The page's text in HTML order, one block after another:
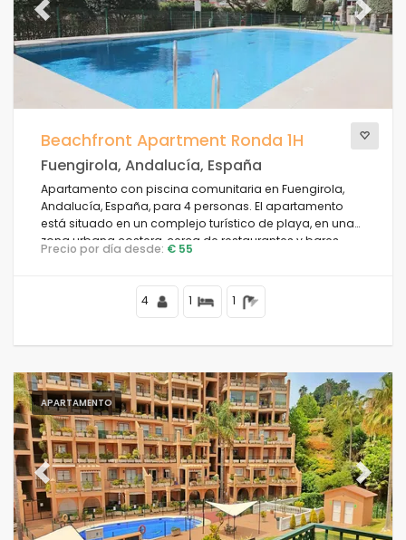
Previous Next
Beachfront Apartment Ronda 1H
Fuengirola, Andalucía, España
Apartamento con piscina comunitaria en Fuengirola,
Andalucía, España, para 4 personas. El apartamento
está situado en un complejo turístico de playa, en una
zona urbana costera, cerca de restaurantes y bares,
tiendas y supermercados, y a solo 25 m de la playa.
Precio por día desde: € 55
4 1 1
APARTAMENTO
Previous Next